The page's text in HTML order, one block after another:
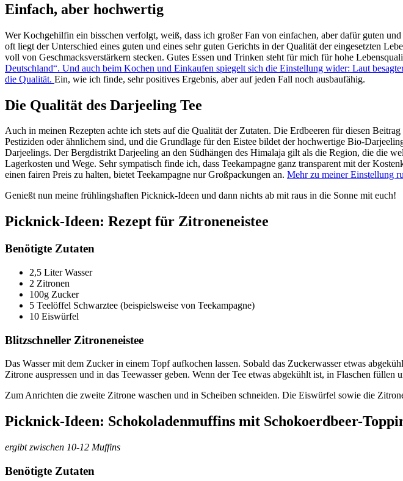
Einfach, aber hochwertig
Wer Kochgehilfin ein bisschen verfolgt, weiß, dass ich großer Fan von einfachen, aber dafür guten
oft liegt der Unterschied eines guten und eines sehr guten Gerichts in der Qualität der eingesetzten
voll von Geschmacksverstärkern stecken. Gutes Essen und Trinken steht für mich für hohe
Deutschland“. Und auch beim Kochen und Einkaufen spiegelt sich die Einstellung wider: Laut
die Qualität. Ein, wie ich finde, sehr positives Ergebnis, aber auf jeden Fall noch ausbaufähig.
Die Qualität des Darjeeling Tee
Auch in meinen Rezepten achte ich stets auf die Qualität der Zutaten. Die Erdbeeren für diesen
Pestiziden oder ähnlichem sind, und die Grundlage für den Eistee bildet der hochwertige Bio-
Darjeelings. Der Bergdistrikt Darjeeling an den Südhängen des Himalaja gilt als die Region, die die
Lagerkosten und Wege. Sehr sympatisch finde ich, dass Teekampagne ganz transparent mit der
einen fairen Preis zu halten, bietet Teekampagne nur Großpackungen an. Mehr zu meiner Einstellung
Genießt nun meine frühlingshaften Picknick-Ideen und dann nichts ab mit raus in die Sonne mit euch!
Picknick-Ideen: Rezept für Zitroneneistee
Benötigte Zutaten
2,5 Liter Wasser
2 Zitronen
100g Zucker
5 Teelöffel Schwarztee (beispielsweise von Teekampagne)
10 Eiswürfel
Blitzschneller Zitroneneistee
Das Wasser mit dem Zucker in einem Topf aufkochen lassen. Sobald das Zuckerwasser etwas
Zitrone auspressen und in das Teewasser geben. Wenn der Tee etwas abgekühlt ist, in Flaschen
Zum Anrichten die zweite Zitrone waschen und in Scheiben schneiden. Die Eiswürfel sowie die
Picknick-Ideen: Schokoladenmuffins mit Schokoerdbeer-
ergibt zwischen 10-12 Muffins
Benötigte Zutaten